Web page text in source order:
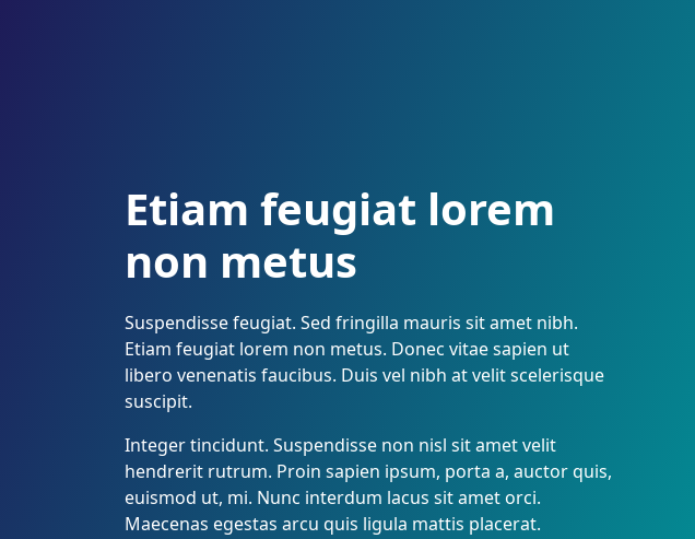
Etiam feugiat lorem
non metus
Suspendisse feugiat. Sed fringilla mauris sit amet nibh.
Etiam feugiat lorem non metus. Donec vitae sapien ut
libero venenatis faucibus. Duis vel nibh at velit scelerisque
suscipit.
Integer tincidunt. Suspendisse non nisl sit amet velit
hendrerit rutrum. Proin sapien ipsum, porta a, auctor quis,
euismod ut, mi. Nunc interdum lacus sit amet orci.
Maecenas egestas arcu quis ligula mattis placerat.